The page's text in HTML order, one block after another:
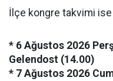
İlçe kongre takvimi ise
* 6 Ağustos 2026
Gelendost (14.00)
* 7 Ağustos 2026